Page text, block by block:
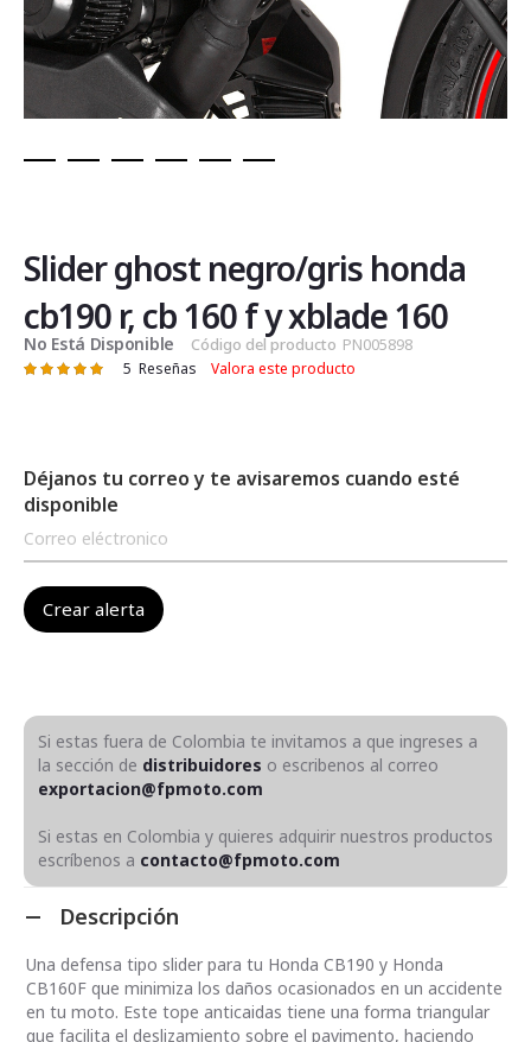
de
la
galería
de
imágenes
Slider ghost negro/gris honda
cb190 r, cb 160 f y xblade 160
No Está Disponible Código del producto PN005898
Valoración: 5 Reseñas Valora este producto
Déjanos tu correo y te avisaremos cuando esté
disponible
Si estas fuera de Colombia te invitamos a que ingreses a
la sección de distribuidores o escribenos al correo
exportacion@fpmoto.com
Si estas en Colombia y quieres adquirir nuestros productos
escríbenos a contacto@fpmoto.com
Descripción
Una defensa tipo slider para tu Honda CB190 y Honda
CB160F que minimiza los daños ocasionados en un accidente
en tu moto. Este tope anticaidas tiene una forma triangular
que facilita el deslizamiento sobre el pavimento, haciendo